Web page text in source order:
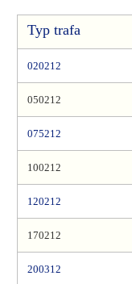
Typ trafa
020212
050212
075212
100212
120212
170212
200312